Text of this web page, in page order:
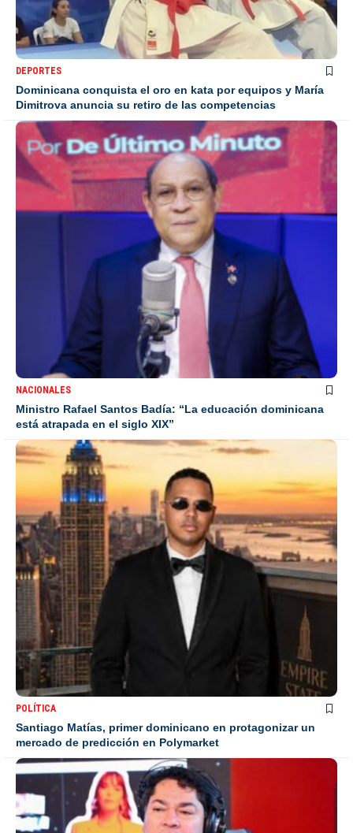
DEPORTES
Dominicana conquista el oro en kata por equipos y María
Dimitrova anuncia su retiro de las competencias
NACIONALES
Ministro Rafael Santos Badía: “La educación dominicana
está atrapada en el siglo XIX”
POLÍTICA
Santiago Matías, primer dominicano en protagonizar un
mercado de predicción en Polymarket